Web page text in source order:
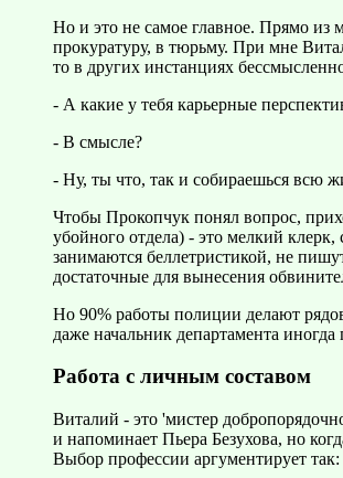
Но и это не самое главное. Прямо из
прокуратуру, в тюрьму. При мне
то в других инстанциях
- А какие у тебя карьерные
- В смысле?
- Ну, ты что, так и собираешься всю
Чтобы Прокопчук понял вопрос,
убойного отдела) - это мелкий
занимаются беллетристикой, не
достаточные для вынесения
Но 90% работы полиции делают
даже начальник департамента
Работа с личным составом
Виталий - это 'мистер
и напоминает Пьера Безухова, но
Выбор профессии аргументирует